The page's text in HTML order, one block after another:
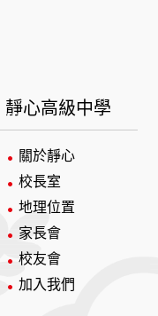
靜心高級中學
關於靜心
校長室
地理位置
家長會
校友會
加入我們